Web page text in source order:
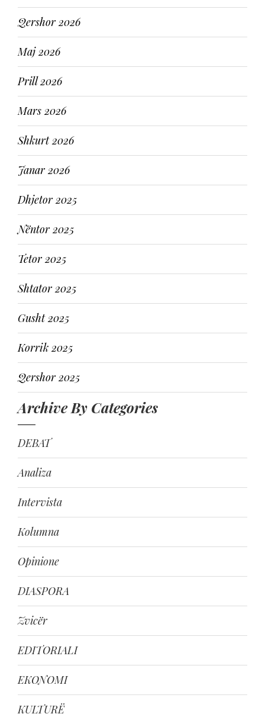
Qershor 2026
Maj 2026
Prill 2026
Mars 2026
Shkurt 2026
Janar 2026
Dhjetor 2025
Nëntor 2025
Tetor 2025
Shtator 2025
Gusht 2025
Korrik 2025
Qershor 2025
Archive By Categories
DEBAT
Analiza
Intervista
Kolumna
Opinione
DIASPORA
Zvicër
EDITORIALI
EKONOMI
KULTURË